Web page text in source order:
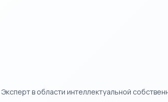
в области интеллектуальной